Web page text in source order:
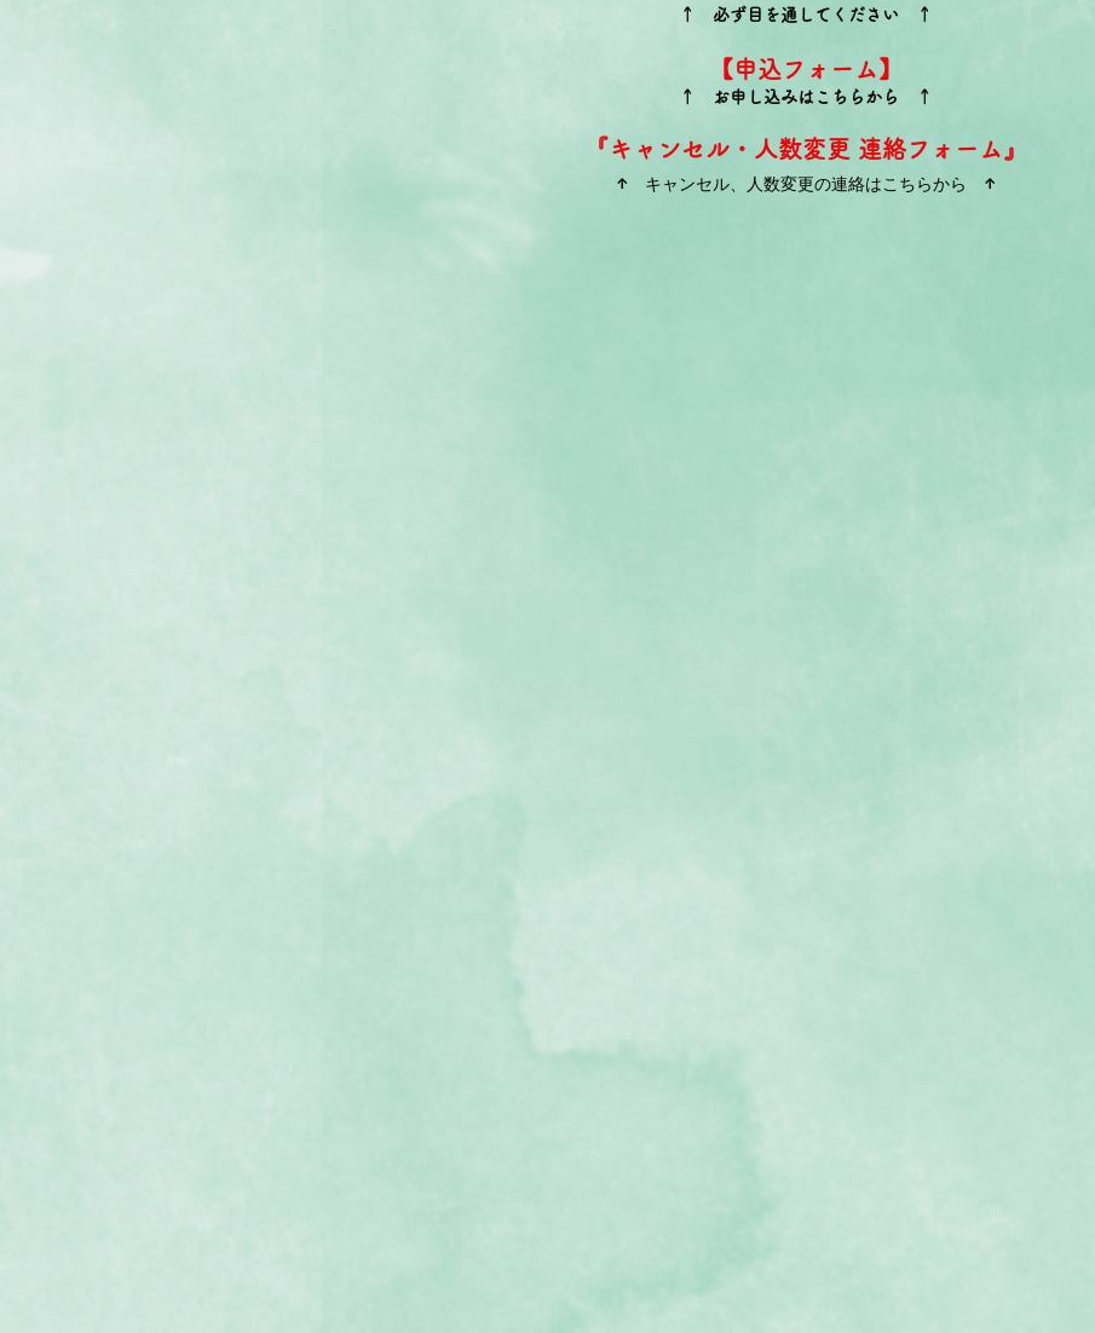
↑ 必ず目を通してください ↑
【申込フォーム】
↑ お申し込みはこちらから ↑
『キャ ンセル・人数変更 連絡フォーム』
↑ キャンセル、人数変更の連絡はこちらから ↑